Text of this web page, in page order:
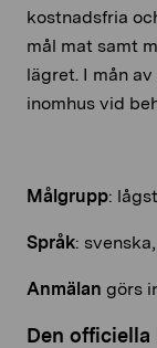
kostnadsfria
mål mat samt
lägret. I mån
inomhus vid
Målgrupp:
Språk:
Anmälan görs
Den officiella